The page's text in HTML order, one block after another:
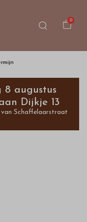
0
8 augustus
Dijkje 13
van Schaffelaarstraat